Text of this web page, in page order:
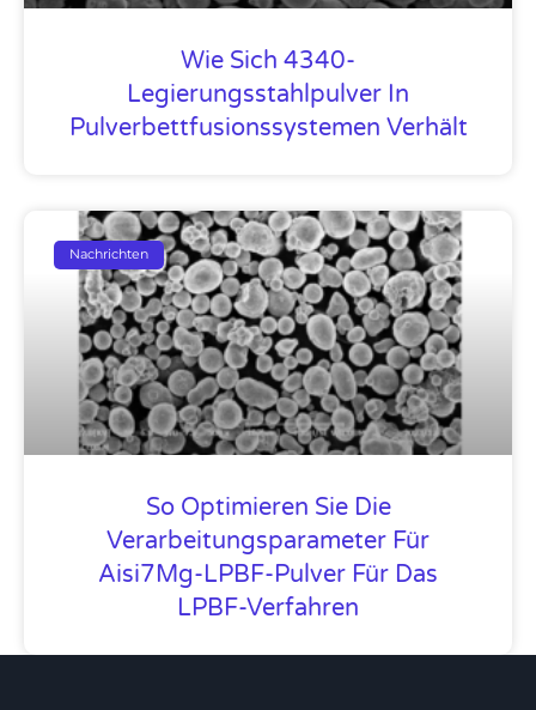
Wie Sich 4340-
Legierungsstahlpulver In
Pulverbettfusionssystemen Verhält
Nachrichten
So Optimieren Sie Die
Verarbeitungsparameter Für
Aisi7Mg-LPBF-Pulver Für Das
LPBF-Verfahren